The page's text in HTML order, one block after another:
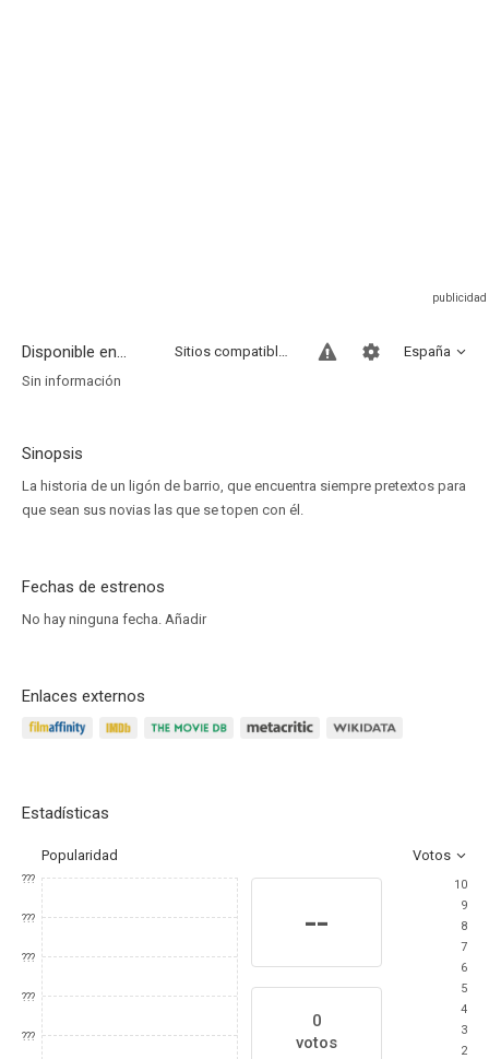
Disponible en... España
Sitios compatibles
Sin información
Sinopsis
La historia de un ligón de barrio, que encuentra siempre pretextos para
que sean sus novias las que se topen con él.
Fechas de estrenos
No hay ninguna fecha. Añadir
Enlaces externos
Estadísticas
Popularidad Votos
???
???
???
???
???
--
0
votos
10
9
8
7
6
5
4
3
2